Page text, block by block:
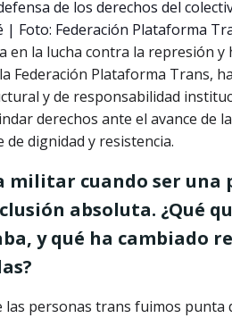
| Foto: Federación Plataforma
en la lucha contra la represión
Federación Plataforma Trans,
y de responsabilidad
derechos ante el avance de
dignidad y resistencia.
militar cuando ser
absoluta. ¿Qué
y qué ha cambiado
las personas trans fuimos